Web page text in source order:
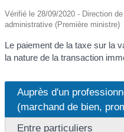
Vérifié le 28/09/2020 - Direction
administrative (Première ministre)
Le paiement de la taxe sur la
la nature de la transaction
Auprès d'un
(marchand de bien,
Entre particuliers